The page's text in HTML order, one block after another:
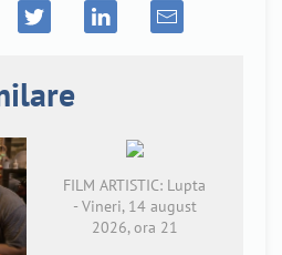
FILM ARTISTIC: Lupta
- Vineri, 14 august
2026, ora 21